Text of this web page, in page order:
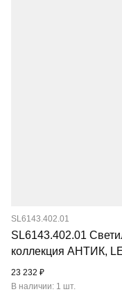
SL6143.402.01
SL6143.402.01
коллекция АНТИК,
23 232 ₽
В наличии: 1 шт.